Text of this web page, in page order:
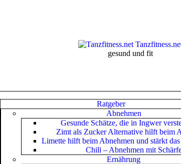
gesund und fit
Ratgeber
Abnehmen
Gesunde Schätze, die in Ingwer
Zimt als Zucker Alternative hilft beim
Limette hilft beim Abnehmen und stärkt
Chili – Abnehmen mit
Ernährung